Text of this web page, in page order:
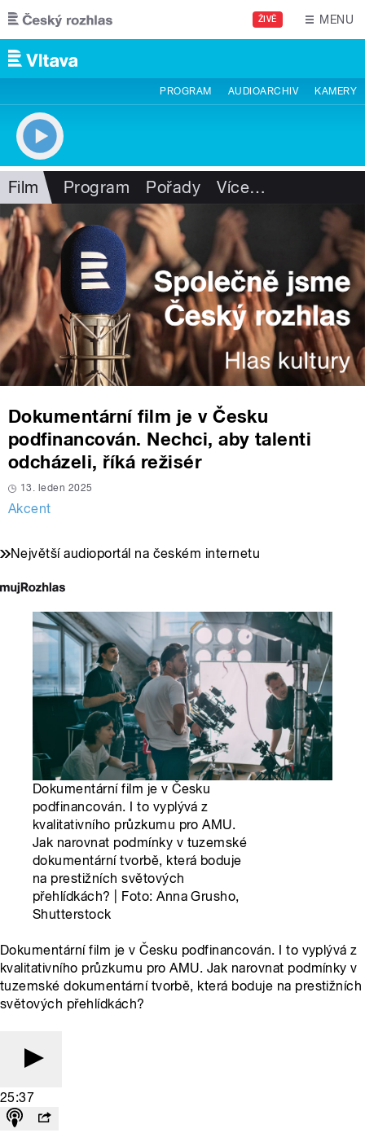
Přejít k hlavnímu obsahu
ŽIVĚ MENU
PROGRAM AUDIOARCHIV KAMERY
Film Program Pořady Více…
Dokumentární film je v Česku
podfinancován. Nechci, aby talenti
odcházeli, říká režisér
13. leden 2025
Akcent
Největší audioportál na českém internetu
Dokumentární film je v Česku
podfinancován. I to vyplývá z
kvalitativního průzkumu pro AMU.
Jak narovnat podmínky v tuzemské
dokumentární tvorbě, která boduje
na prestižních světových
přehlídkách? | Foto: Anna Grusho,
Shutterstock
Dokumentární film je v Česku podfinancován. I to vyplývá z
kvalitativního průzkumu pro AMU. Jak narovnat podmínky v
tuzemské dokumentární tvorbě, která boduje na prestižních
světových přehlídkách?
25:37